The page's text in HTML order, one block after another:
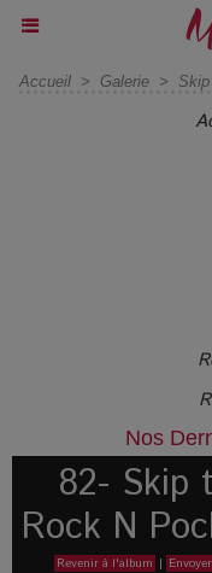
Accueil > Galerie >
Nos
82- Skip
Rock N
Revenir à l'album |